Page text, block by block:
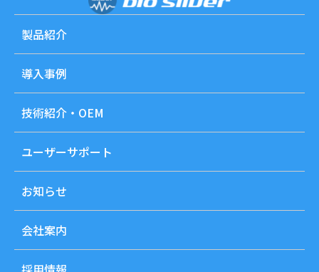
製品紹介
導入事例
技術紹介・OEM
ユーザーサポート
お知らせ
会社案内